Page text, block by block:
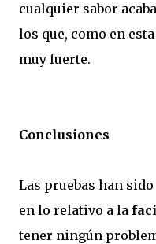
cualquier sabor
los que, como en
muy fuerte.
Conclusiones
Las pruebas han
en lo relativo a la
tener ningún